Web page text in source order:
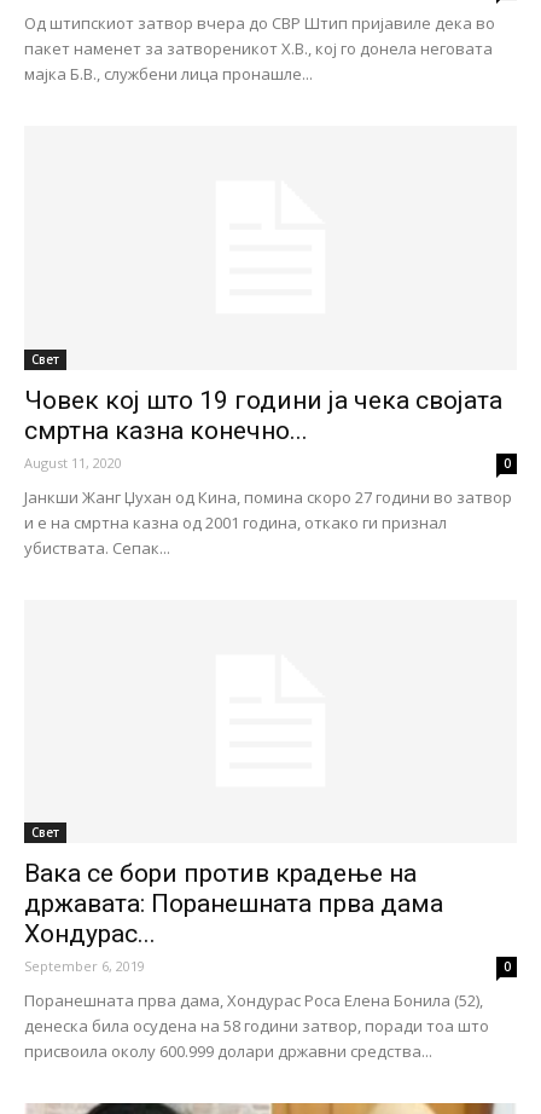
Од штипскиот затвор вчера до СВР Штип пријавиле дека во
пакет наменет за затвореникот Х.В., кој го донела неговата
мајка Б.В., службени лица пронашле...
Свет
Човек кој што 19 години ја чека својата
смртна казна конечно...
August 11, 2020 0
Јанкши Жанг Џухан од Кина, помина скоро 27 години во затвор
и е на смртна казна од 2001 година, откако ги признал
убиствата. Сепак...
Свет
Вака се бори против крадење на
државата: Поранешната прва дама
Хондурас...
September 6, 2019 0
Поранешната прва дама, Хондурас Роса Елена Бонила (52),
денеска била осудена на 58 години затвор, поради тоа што
присвоила околу 600.999 долари државни средства...